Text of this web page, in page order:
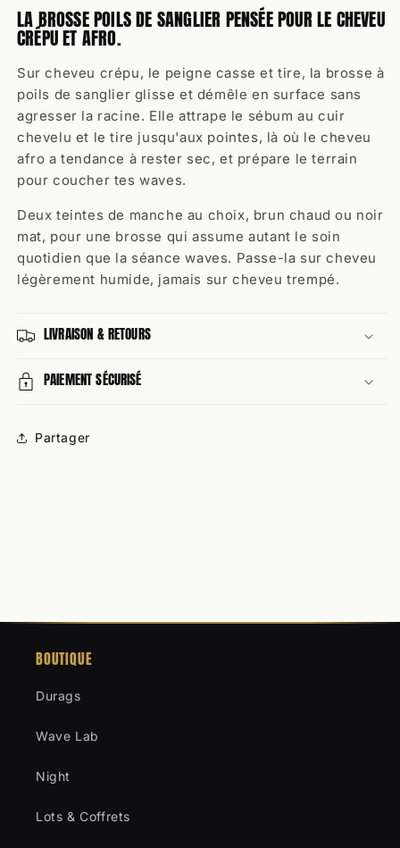
LA BROSSE POILS DE SANGLIER PENSÉE POUR LE CHEVEU
CRÉPU ET AFRO.
Sur cheveu crépu, le peigne casse et tire, la brosse à
poils de sanglier glisse et démêle en surface sans
agresser la racine. Elle attrape le sébum au cuir
chevelu et le tire jusqu'aux pointes, là où le cheveu
afro a tendance à rester sec, et prépare le terrain
pour coucher tes waves.
Deux teintes de manche au choix, brun chaud ou noir
mat, pour une brosse qui assume autant le soin
quotidien que la séance waves. Passe-la sur cheveu
légèrement humide, jamais sur cheveu trempé.
LIVRAISON & RETOURS
PAIEMENT SÉCURISÉ
Partager
BOUTIQUE
Durags
Wave Lab
Night
Lots & Coffrets